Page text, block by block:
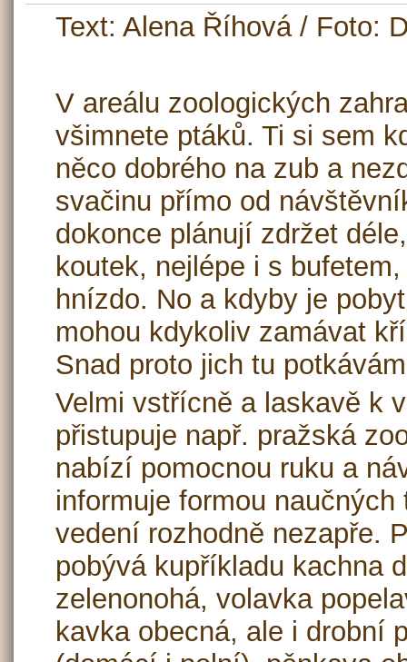
Text: Alena Říhová / Foto:
V areálu zoologických
všimnete ptáků. Ti si sem
něco dobrého na zub a
svačinu přímo od
dokonce plánují zdržet
koutek, nejlépe i s
hnízdo. No a kdyby je
mohou kdykoliv zamávat
Snad proto jich tu
Velmi vstřícně a laskavě k
přistupuje např. pražská
nabízí pomocnou ruku a
informuje formou
vedení rozhodně nezapře.
pobývá kupříkladu kachna
zelenonohá, volavka
kavka obecná, ale i drobní